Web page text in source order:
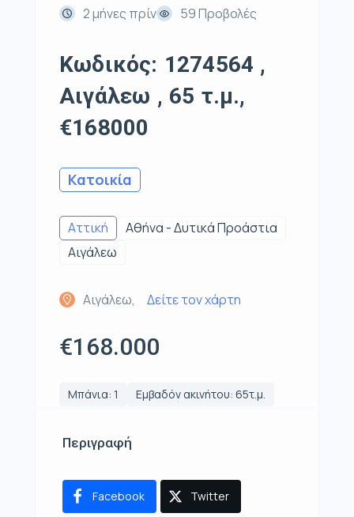
2 μήνες πρίν
59 Προβολές
Κωδικός: 1274564 ,
Αιγάλεω , 65 τ.μ.,
€168000
Κατοικία
Αττική
Αθήνα - Δυτικά Προάστια
Αιγάλεω
Αιγάλεω, Δείτε τον χάρτη
€168.000
Μπάνια: 1 Εμβαδόν ακινήτου: 65τ.μ.
Περιγραφή
Facebook Twitter